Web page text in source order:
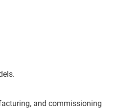
and commissioning